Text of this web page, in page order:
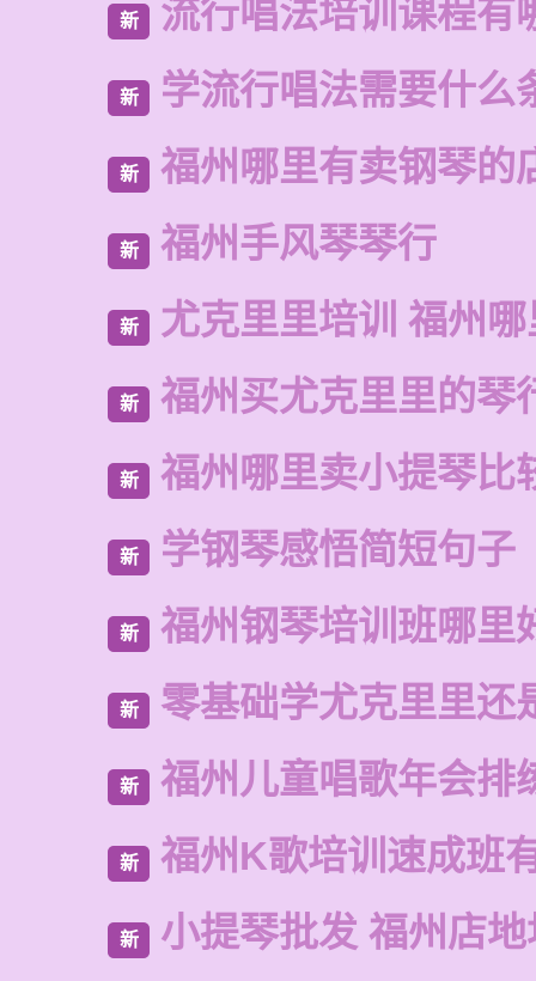
新 流行唱法培训课程有
新 学流行唱法需要什么
新 福州哪里有卖钢琴的
新 福州手风琴琴行
新 尤克里里培训 福州
新 福州买尤克里里的琴
新 福州哪里卖小提琴比
新 学钢琴感悟简短句子
新 福州钢琴培训班哪里
新 零基础学尤克里里还
新 福州儿童唱歌年会排
新 福州K歌培训速成班
新 小提琴批发 福州店